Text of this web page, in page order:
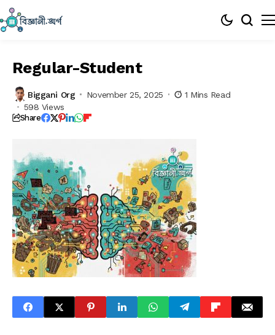
Regular-Student
Biggani Org November 25, 2025
1 Mins Read
598 Views
Share